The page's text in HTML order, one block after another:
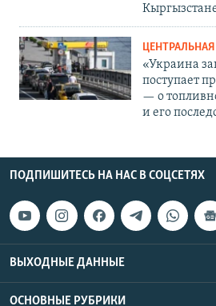
«Украина
поступает
— о
и его
ПОДПИШИТЕСЬ НА НАС В СОЦСЕТЯХ
ВЫХОДНЫЕ ДАННЫЕ
ОСНОВНЫЕ РУБРИКИ